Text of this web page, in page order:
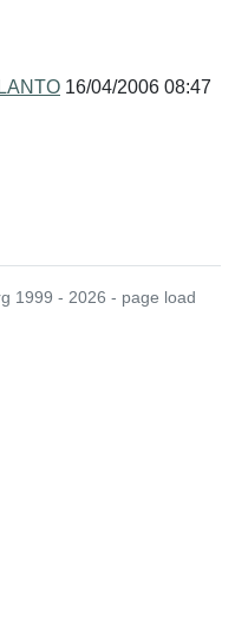
16/04/2006 08:47
1999 - 2026 - page load